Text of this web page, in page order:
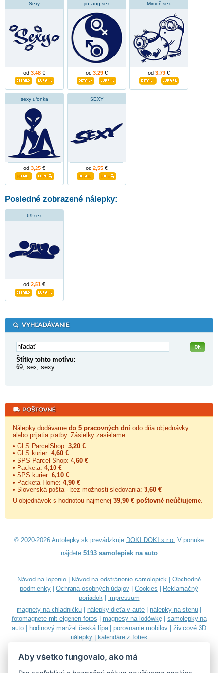
Sexy
od 3,48 €
jin jang sex
od 3,29 €
Mimoň sex
od 3,79 €
sexy ufonka
od 3,25 €
SEXY
od 2,55 €
Posledné zobrazené nálepky:
69 sex
od 2,51 €
Štítky tohto motívu:
69 sex sexy
Nálepky dodávame do 5 pracovných dní odo dňa objednávky
alebo prijatia platby. Zásielky zasielame:
• GLS ParcelShop: 3,20 €
• GLS kurier: 4,60 €
• SPS Parcel Shop: 4,60 €
• Packeta: 4,10 €
• SPS kurier: 6,10 €
• Packeta Home: 4,90 €
• Slovenská pošta - bez možnosti sledovania: 3,60 €
U objednávok s hodnotou najmenej 39,90 € poštovné neúčtujeme
© 2020-2026 Autolepky.sk prevádzkuje DOKI DOKI s.r.o. V ponuke
nájdete 5193 samolepiek na auto
Návod na lepenie| Návod na odstránenie samolepiek| Obchodné
podmienky
Ochrana osobných údajov Cookies
Reklamačný
poriadok|
Impressum
magnety na chladničku
nálepky dieťa v aute nálepky na stenu
fotomagnete mit eigenen fotos
magnesy na lodówkę| samolepky na
auto
hodinový manžel česká lípa| porovnanie mobilov
živicové 3D
nálepky| kalendáre z fotiek
Aby všetko fungovalo, ako má